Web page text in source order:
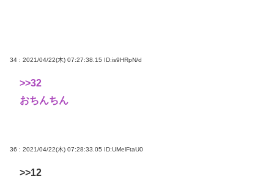
34 : 2021/04/22(木) 07:27:38.15 ID:is9HRpN/d
>>32
おちんちん
36 : 2021/04/22(木) 07:28:33.05 ID:UMelFtaU0
>>12